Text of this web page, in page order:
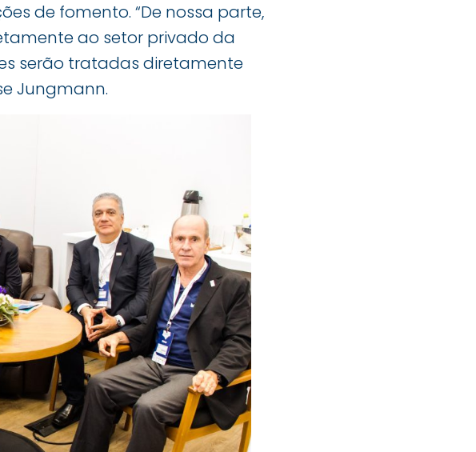
de fomento. “De nossa parte,
ao setor privado da
serão tratadas diretamente
Jungmann.